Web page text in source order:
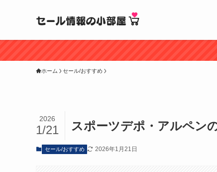
ホーム セール/おすすめ
スポーツデポ・アルペン
2026
1/21
セール/おすすめ 2026年1月21日